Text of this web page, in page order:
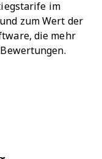
im
zum Wert der
die mehr